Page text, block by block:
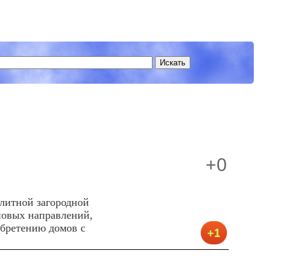
+0
загородной
направлений,
домов с